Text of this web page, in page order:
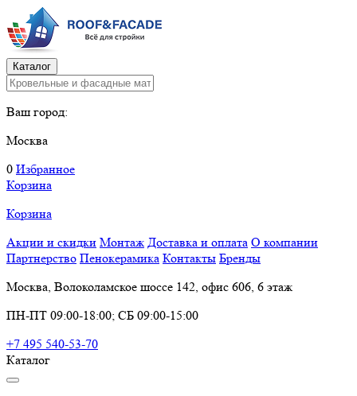
Каталог
Ваш город:
Москва
0 Избранное
Корзина
Корзина
Акции и скидки Монтаж Доставка и оплата О компании
Партнерство Пенокерамика Контакты Бренды
Москва, Волоколамское шоссе 142, офис 606, 6 этаж
ПН-ПТ 09:00-18:00; СБ 09:00-15:00
+7 495 540-53-70
Каталог